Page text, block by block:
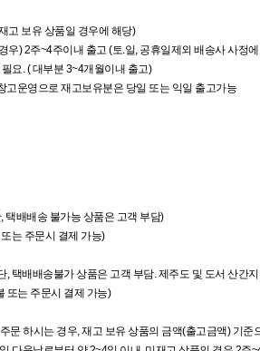
고 보유 상품일 경우에 해당)
우) 2주~4주이내 출고 (토.일, 공휴일제외 배송사 사정
요. ( 대부분 3~4개월이내 출고)
고운영으로 재고보유분은 당일 또는 익일 출고가능
배배송 불가능 상품은 고객 부담)
는 주문시 결제 가능)
택배배송불가 상품은 고객 부담. 제주도 및 도서 산간
또는 주문시 결제 가능)
하시는 경우, 재고 보유 상품의 금액(출고금액) 기준